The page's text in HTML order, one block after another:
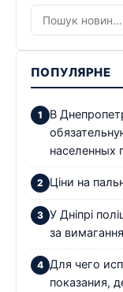
ПОПУЛЯРНЕ
В
населенных
Ціни на
У Дніпрі
за
Для чего
показания,